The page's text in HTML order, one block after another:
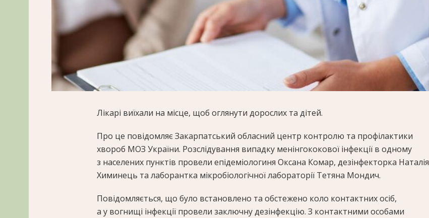
Лікарі виїхали на місце, щоб оглянути дорослих та дітей.
Про це повідомляє Закарпатський обласний центр контролю та профілактики
хвороб МОЗ України. Розслідування випадку менінгококової інфекції в одному
з населених пунктів провели епідеміологиня Оксана Комар, дезінфекторка Наталія
Химинець та лаборантка мікробіологічної лабораторії Тетяна Мондич.
Повідомляється, що було встановлено та обстежено коло контактних осіб,
а у вогнищі інфекції провели заключну дезінфекцію. З контактними особами